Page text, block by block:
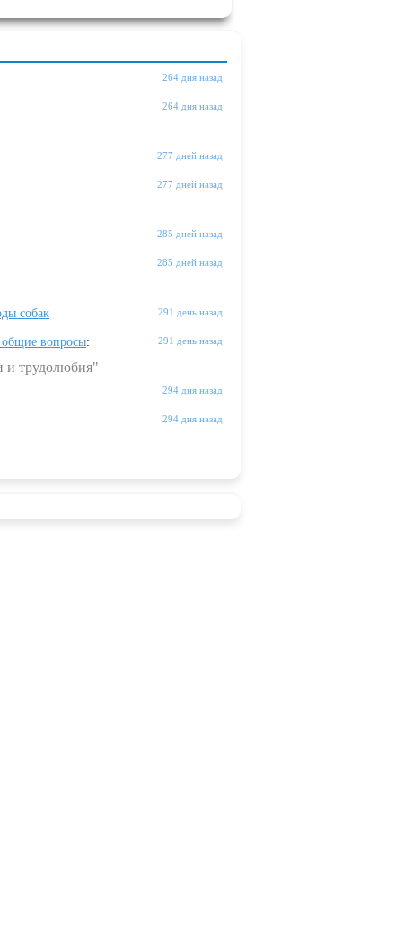
264 дня назад
264 дня назад
277 дней назад
277 дней назад
285 дней назад
285 дней назад
291 день назад
собак
291 день назад
вопросы:
и трудолюбия"
294 дня назад
294 дня назад